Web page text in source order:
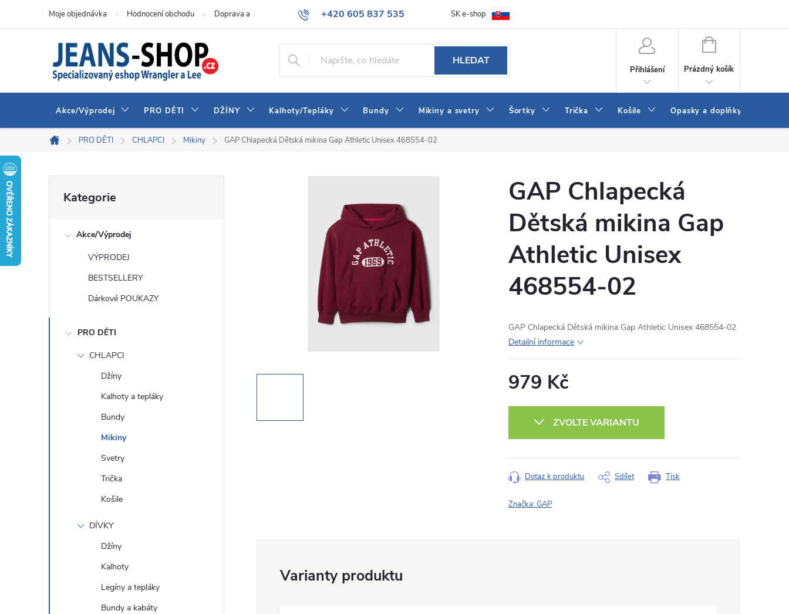
+420 605 837 535
info@jeans-shop.cz
Moje objednávka Hodnocení obchodu Doprava a platba Obchodní podmínky Naše prodejna Blog Kontakt
SK e-shop
HLEDAT
Přihlášení
NÁKUPNÍ
Prázdný košík
Akce/Výprodej PRO DĚTI DŽÍNY Kalhoty/Tepláky Bundy Mikiny a svetry Šortky Trička Košile Opasky a doplňky
Domů
PRO DĚTI CHLAPCI Mikiny GAP Chlapecká Dětská mikina Gap Athletic Unisex 468554-02
kategorie
Kategorie
Akce/Výprodej
VÝPRODEJ
BESTSELLERY
Dárkové POUKAZY
PRO DĚTI
CHLAPCI
Džíny
Kalhoty a tepláky
Bundy
Mikiny
Svetry
Trička
Košile
DÍVKY
Džíny
Kalhoty
Legíny a tepláky
Bundy a kabáty
GAP Chlapecká
Dětská mikina Gap
Athletic Unisex
468554-02
GAP Chlapecká Dětská mikina Gap Athletic Unisex 468554-02
Detailní informace
979 Kč
ZVOLTE VARIANTU
Tisk
Dotaz k produktu Sdílet
Značka:GAP